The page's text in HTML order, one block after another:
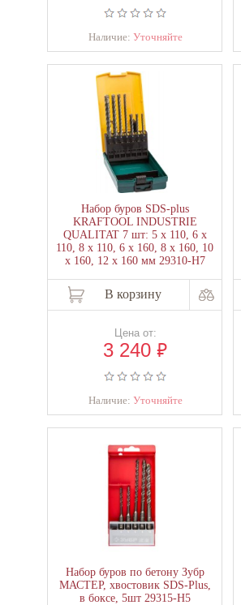
Наличие: Уточняйте
Набор буров SDS-plus
KRAFTOOL INDUSTRIE
QUALITAT 7 шт: 5 х 110, 6 х
110, 8 х 110, 6 х 160, 8 х 160, 10
х 160, 12 х 160 мм 29310-H7
В корзину
Цена от:
3 240₽
Наличие: Уточняйте
Набор буров по бетону Зубр
МАСТЕР, хвостовик SDS-Plus,
в боксе, 5шт 29315-H5